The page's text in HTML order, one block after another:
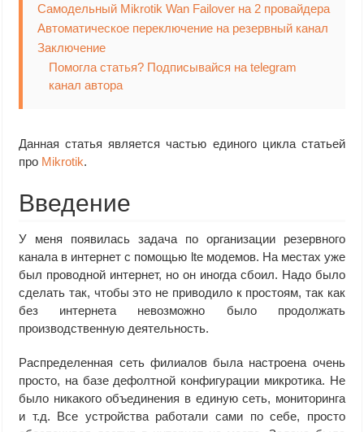
Самодельный Mikrotik Wan Failover на 2 провайдера
Автоматическое переключение на резервный канал
Заключение
Помогла статья? Подписывайся на telegram
канал автора
Данная статья является частью единого цикла статьей
про Mikrotik.
Введение
У меня появилась задача по организации резервного
канала в интернет с помощью lte модемов. На местах уже
был проводной интернет, но он иногда сбоил. Надо было
сделать так, чтобы это не приводило к простоям, так как
без интернета невозможно было продолжать
производственную деятельность.
Распределенная сеть филиалов была настроена очень
просто, на базе дефолтной конфигурации микротика. Не
было никакого объединения в единую сеть, мониторинга
и т.д. Все устройства работали сами по себе, просто